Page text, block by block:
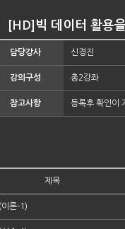
[HD]빅 데이터 활용
담당강사 신경진
강의구성 총2강좌
참고사항 등록후 확인이
제목
이론-1)